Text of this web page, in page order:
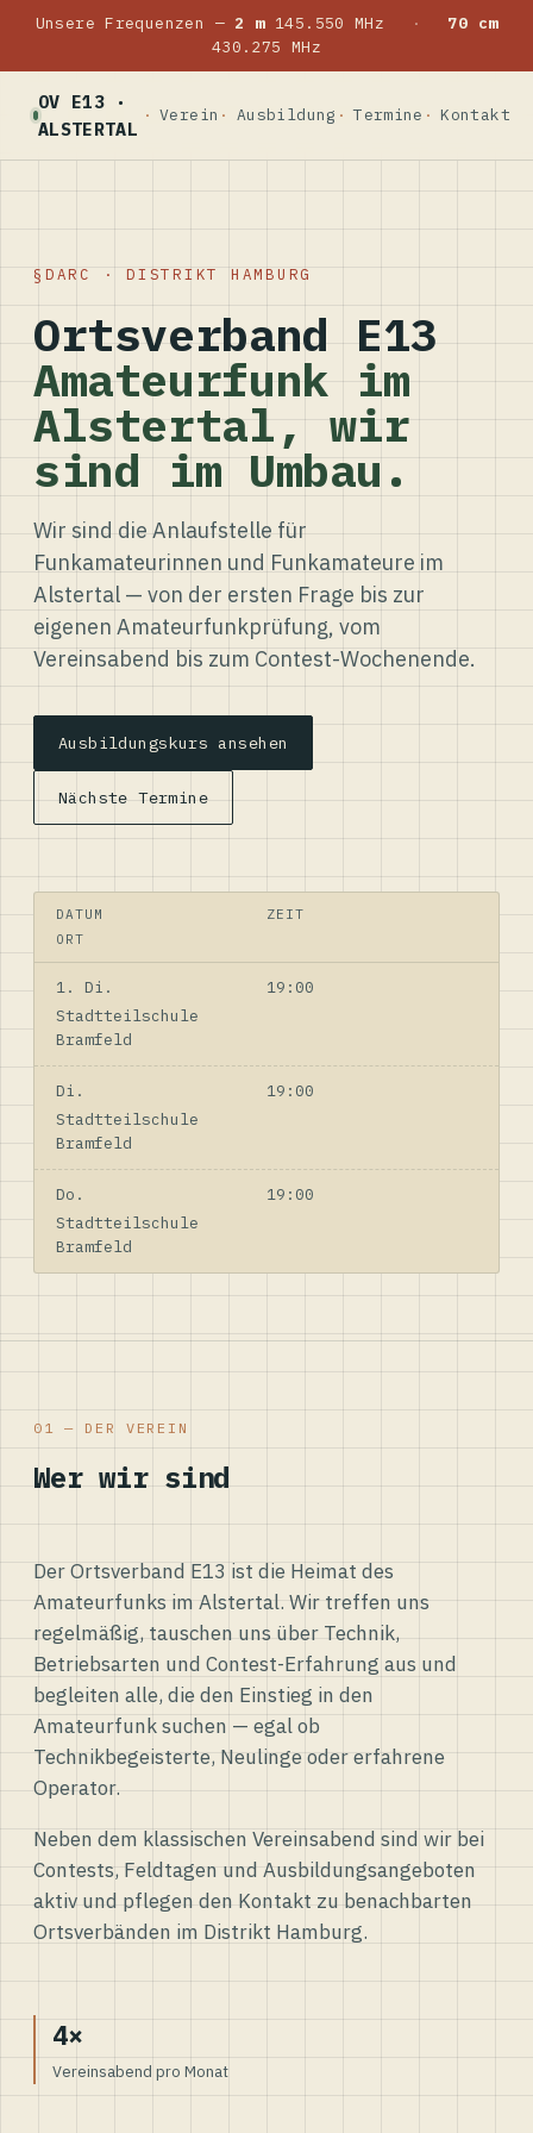
Unsere Frequenzen — 2 m145.550 MHz ·
70 cm
430.275 MHz
OV E13 ·
ALSTERTAL
Verein Ausbildung Termine Kontakt
DARC · DISTRIKT HAMBURG
Ortsverband E13
Amateurfunk im
Alstertal, wir
sind im Umbau.
Wir sind die Anlaufstelle für
Funkamateurinnen und Funkamateure im
Alstertal — von der ersten Frage bis zur
eigenen Amateurfunkprüfung, vom
Vereinsabend bis zum Contest-Wochenende.
Ausbildungskurs ansehen
Nächste Termine
DATUM
ZEIT
ORT
1. Di.
19:00
Stadtteilschule
Bramfeld
Di.
19:00
Stadtteilschule
Bramfeld
Do.
19:00
Stadtteilschule
Bramfeld
01 — DER VEREIN
Wer wir sind
Der Ortsverband E13 ist die Heimat des
Amateurfunks im Alstertal. Wir treffen uns
regelmäßig, tauschen uns über Technik,
Betriebsarten und Contest-Erfahrung aus und
begleiten alle, die den Einstieg in den
Amateurfunk suchen — egal ob
Technikbegeisterte, Neulinge oder erfahrene
Operator.
Neben dem klassischen Vereinsabend sind wir bei
Contests, Feldtagen und Ausbildungsangeboten
aktiv und pflegen den Kontakt zu benachbarten
Ortsverbänden im Distrikt Hamburg.
4×
Vereinsabend pro Monat